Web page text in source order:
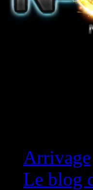
Arrivage
Le blog